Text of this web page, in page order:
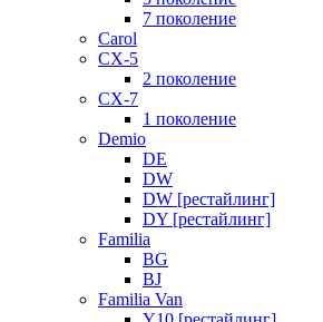
7 поколение
Carol
CX-5
2 поколение
CX-7
1 поколение
Demio
DE
DW
DW [рестайлинг]
DY [рестайлинг]
Familia
BG
BJ
Familia Van